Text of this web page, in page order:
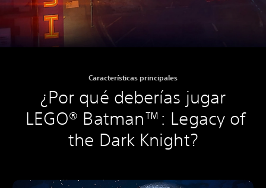
Características principales
¿Por qué deberías jugar
LEGO® Batman™: Legacy of
the Dark Knight?